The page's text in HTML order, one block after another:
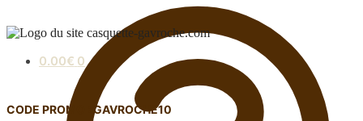
0.00€ 0
CODE PROMO : GAVROCHE10